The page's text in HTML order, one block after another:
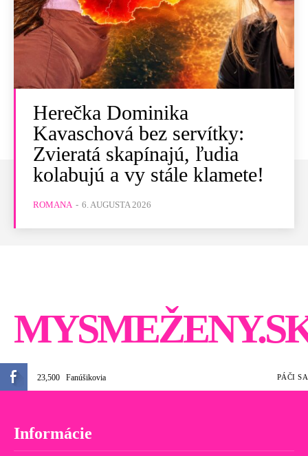
Herečka Dominika
Kavaschová bez servítky:
Zvieratá skapínajú, ľudia
kolabujú a vy stále klamete!
ROMANA - 6. AUGUSTA 2026
23,500 Fanúšikovia PÁČI SA
Informácie